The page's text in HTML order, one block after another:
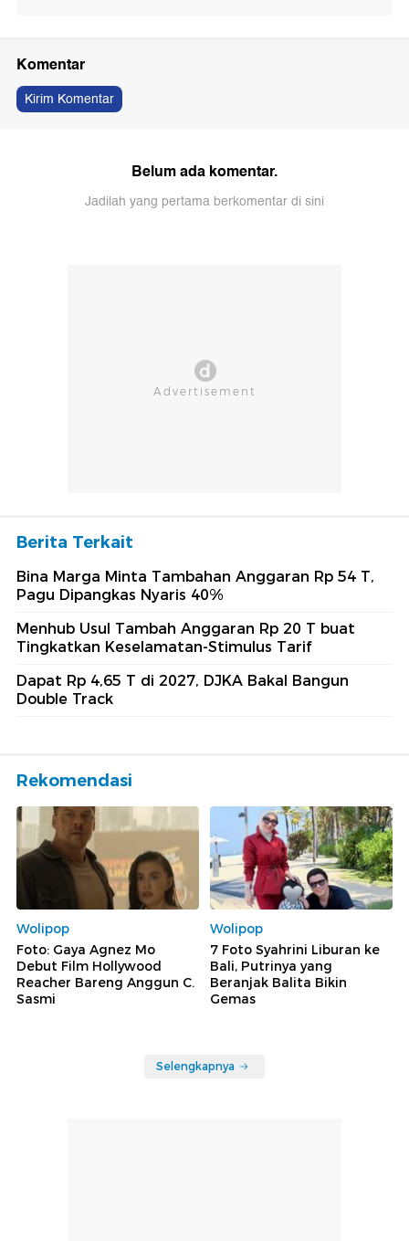
Komentar
Kirim Komentar
Belum ada komentar.
Jadilah yang pertama berkomentar di sini
Berita Terkait
Bina Marga Minta Tambahan Anggaran Rp 54 T,
Pagu Dipangkas Nyaris 40%
Menhub Usul Tambah Anggaran Rp 20 T buat
Tingkatkan Keselamatan-Stimulus Tarif
Dapat Rp 4,65 T di 2027, DJKA Bakal Bangun
Double Track
Rekomendasi
Wolipop
Foto: Gaya Agnez Mo
Debut Film Hollywood
Reacher Bareng Anggun C.
Sasmi
Wolipop
7 Foto Syahrini Liburan ke
Bali, Putrinya yang
Beranjak Balita Bikin
Gemas
Selengkapnya